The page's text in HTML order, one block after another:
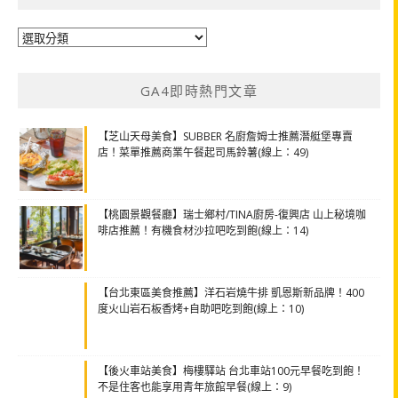
分
GA4即時熱門文章
【芝山天母美食】SUBBER 名廚詹姆士推薦潛艇堡專賣
店！菜單推薦商業午餐起司馬鈴薯(線上：49)
【桃園景觀餐廳】瑞士鄉村/TINA廚房-復興店 山上秘境咖
啡店推薦！有機食材沙拉吧吃到飽(線上：14)
【台北東區美食推薦】洋石岩燒牛排 凱恩斯新品牌！400
度火山岩石板香烤+自助吧吃到飽(線上：10)
【後火車站美食】梅樓驛站 台北車站100元早餐吃到飽！
不是住客也能享用青年旅館早餐(線上：9)